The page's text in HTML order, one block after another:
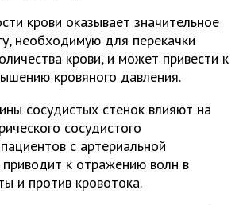
крови оказывает значительное
необходимую для перекачки
крови, и может привести к
кровяного давления.
сосудистых стенок влияют на
сосудистого
с артериальной
приводит к отражению волн в
и против кровотока.